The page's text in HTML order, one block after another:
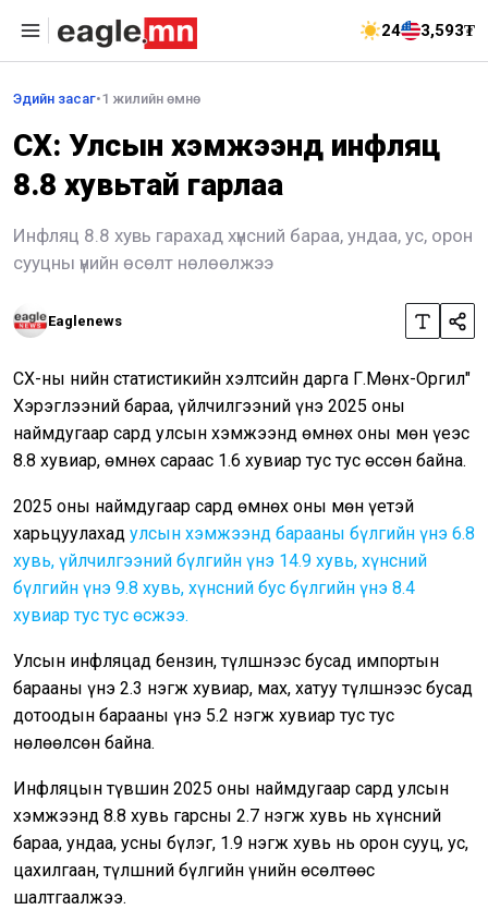
24 3,593₮
Эдийн засаг•1 жилийн өмнө
ҮСХ: Улсын хэмжээнд инфляц
8.8 хувьтай гарлаа
Инфляц 8.8 хувь гарахад хүнсний бараа, ундаа, ус, орон
сууцны үнийн өсөлт нөлөөлжээ
Eaglenews
ҮСХ-ны Үнийн статистикийн хэлтсийн дарга Г.Мөнх-Оргил"
Хэрэглээний бараа, үйлчилгээний үнэ 2025 оны
наймдугаар сард улсын хэмжээнд өмнөх оны мөн үеэс
8.8 хувиар, өмнөх сараас 1.6 хувиар тус тус өссөн байна.
2025 оны наймдугаар сард өмнөх оны мөн үетэй
харьцуулахад улсын хэмжээнд барааны бүлгийн үнэ 6.8
хувь, үйлчилгээний бүлгийн үнэ 14.9 хувь, хүнсний
бүлгийн үнэ 9.8 хувь, хүнсний бус бүлгийн үнэ 8.4
хувиар тус тус өсжээ.
Улсын инфляцад бензин, түлшнээс бусад импортын
барааны үнэ 2.3 нэгж хувиар, мах, хатуу түлшнээс бусад
дотоодын барааны үнэ 5.2 нэгж хувиар тус тус
нөлөөлсөн байна.
Инфляцын түвшин 2025 оны наймдугаар сард улсын
хэмжээнд 8.8 хувь гарсны 2.7 нэгж хувь нь хүнсний
бараа, ундаа, усны бүлэг, 1.9 нэгж хувь нь орон сууц, ус,
цахилгаан, түлшний бүлгийн үнийн өсөлтөөс
шалтгаалжээ.